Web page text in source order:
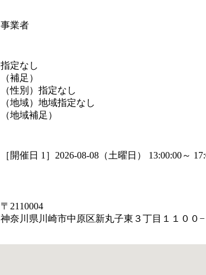
事業者
指定なし
（補足）
（性別） 指定なし
（地域） 地域指定なし
（地域補足）
［開催日 1］2026-08-08（土曜日） 13:00:00～
〒2110004
神奈川県川崎市中原区新丸子東３丁目１１００−